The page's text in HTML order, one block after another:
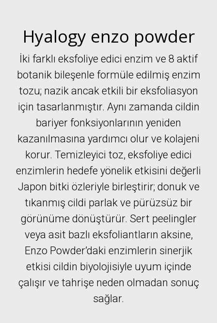
Hyalogy enzo powder
İki farklı eksfoliye edici enzim ve 8 aktif
botanik bileşenle formüle edilmiş enzim
tozu; nazik ancak etkili bir eksfoliasyon
için tasarlanmıştır. Aynı zamanda cildin
bariyer fonksiyonlarının yeniden
kazanılmasına yardımcı olur ve kolajeni
korur. Temizleyici toz, eksfoliye edici
enzimlerin hedefe yönelik etkisini değerli
Japon bitki özleriyle birleştirir; donuk ve
tıkanmış cildi parlak ve pürüzsüz bir
görünüme dönüştürür. Sert peelingler
veya asit bazlı eksfoliantların aksine,
Enzo Powder’daki enzimlerin sinerjik
etkisi cildin biyolojisiyle uyum içinde
çalışır ve tahrişe neden olmadan sonuç
sağlar.